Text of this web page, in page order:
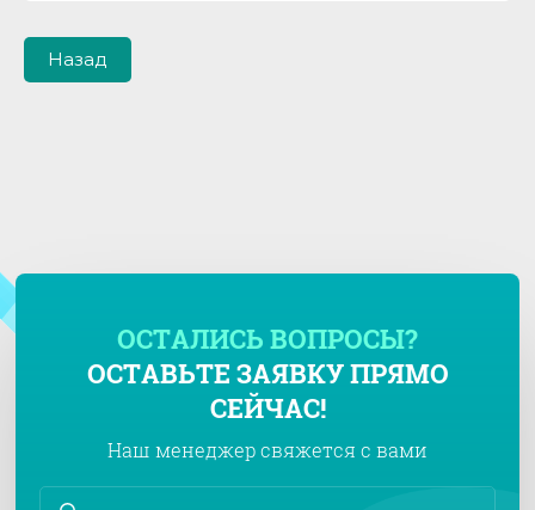
Назад
ОСТАЛИСЬ ВОПРОСЫ?
ОСТАВЬТЕ ЗАЯВКУ ПРЯМО
СЕЙЧАС!
Наш менеджер свяжется с вами